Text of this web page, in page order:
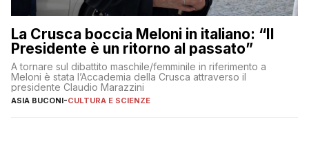
La Crusca boccia Meloni in italiano: “Il
Presidente è un ritorno al passato”
A tornare sul dibattito maschile/femminile in riferimento a
Meloni è stata l’Accademia della Crusca attraverso il
presidente Claudio Marazzini
ASIA BUCONI-CULTURA E SCIENZE